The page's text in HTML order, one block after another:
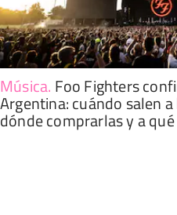
Música. Foo Fighters
Argentina: cuándo salen
dónde comprarlas y a